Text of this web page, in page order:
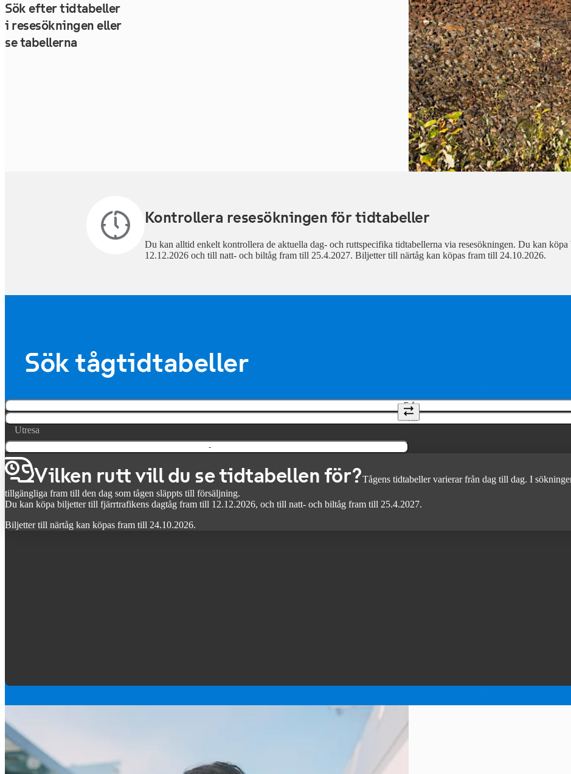
Sök efter tidtabeller
i resesökningen eller
se tabellerna
Kontrollera resesökningen för tidtabeller
Du kan alltid enkelt kontrollera de aktuella dag- och ruttspecifika tidtabellerna via resesökningen. Du kan
12.12.2026 och till natt- och biltåg fram till 25.4.2027. Biljetter till närtåg kan köpas fram till 24.10.2026.
Sök tågtidtabeller
Från
Till
Utresa
-
Vilken rutt vill du se tidtabellen för?Tågens tidtabeller varierar från dag till dag. I
tillgängliga fram till den dag som tågen släppts till försäljning.
Du kan köpa biljetter till fjärrtrafikens dagtåg fram till 12.12.2026, och till natt- och biltåg fram till 25.4.2027.
Biljetter till närtåg kan köpas fram till 24.10.2026.